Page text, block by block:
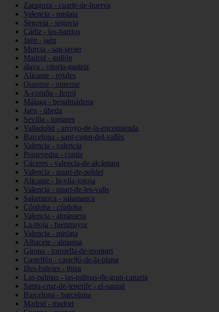
Zaragoza - cuarte-de-huerva
Valencia - mislata
Segovia - segovia
Cádiz - los-barrios
Jaén - jaén
Murcia - san-javier
Madrid - griñón
álava - vitoria-gasteiz
Alicante - rojales
Ourense - ourense
A-coruña - ferrol
Málaga - benalmádena
Jaén - úbeda
Sevilla - tomares
Valladolid - arroyo-de-la-encomienda
Barcelona - sant-cugat-del-vallès
Valencia - valencia
Pontevedra - cuntis
Cáceres - valencia-de-alcántara
Valencia - quart-de-poblet
Alicante - la-vila-joiosa
Valencia - quart-de-les-valls
Salamanca - salamanca
Córdoba - córdoba
Valencia - almàssera
La-rioja - fuenmayor
Valencia - mislata
Albacete - almansa
Girona - torroella-de-montgrí
Castellón - castelló-de-la-plana
Illes-balears - ibiza
Las-palmas - las-palmas-de-gran-canaria
Santa-cruz-de-tenerife - el-sauzal
Barcelona - barcelona
Madrid - madrid